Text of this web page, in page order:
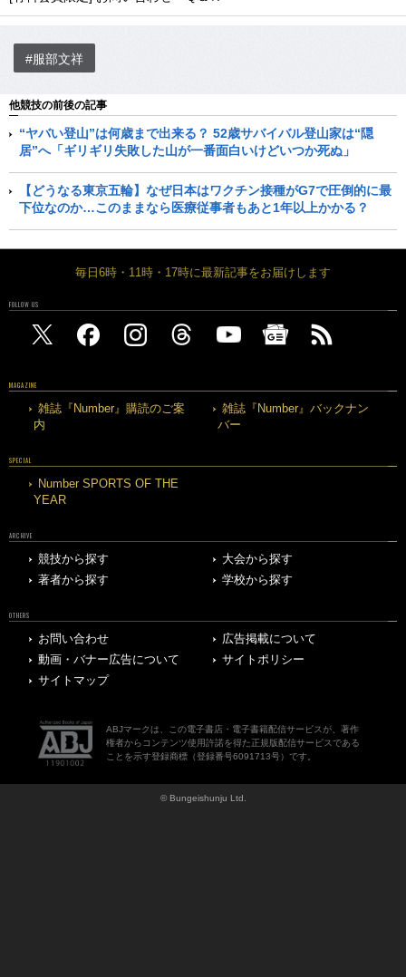
#服部文祥
他競技の前後の記事
“ヤバい登山”は何歳まで出来る？ 52歳サバイバル登山家は“隠
居”へ「ギリギリ失敗した山が一番面白いけどいつか死ぬ」
【どうなる東京五輪】なぜ日本はワクチン接種がG7で圧倒的に最
下位なのか…このままなら医療従事者もあと1年以上かかる？
毎日6時・11時・17時に最新記事をお届けします
FOLLOW US
MAGAZINE
雑誌『Number』購読のご案
内
雑誌『Number』バックナン
バー
SPECIAL
Number SPORTS OF THE
YEAR
ARCHIVE
競技から探す
大会から探す
著者から探す
学校から探す
OTHERS
お問い合わせ
広告掲載について
動画・バナー広告について
サイトポリシー
サイトマップ
ABJマークは、この電子書店・電子書籍配信サービスが、著作
権者からコンテンツ使用許諾を得た正規版配信サービスである
ことを示す登録商標（登録番号6091713号）です。
© Bungeishunju Ltd.